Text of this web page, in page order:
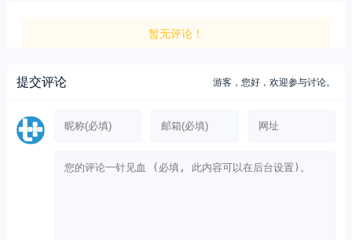
暂无评论！
提交评论 游客，您好，欢迎参与讨论。